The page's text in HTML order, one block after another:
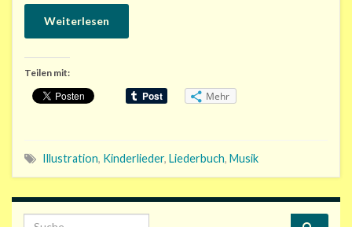
Weiterlesen
Teilen mit:
Mehr
Illustration, Kinderlieder, Liederbuch, Musik
Search for: